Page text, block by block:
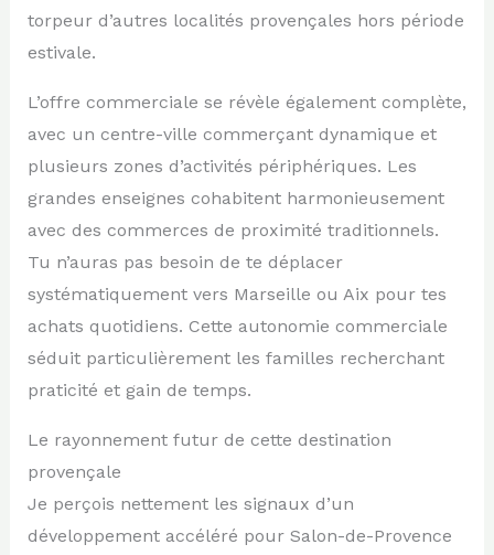
torpeur d’autres localités provençales hors période
estivale.
L’offre commerciale se révèle également complète,
avec un centre-ville commerçant dynamique et
plusieurs zones d’activités périphériques. Les
grandes enseignes cohabitent harmonieusement
avec des commerces de proximité traditionnels.
Tu n’auras pas besoin de te déplacer
systématiquement vers Marseille ou Aix pour tes
achats quotidiens. Cette autonomie commerciale
séduit particulièrement les familles recherchant
praticité et gain de temps.
Le rayonnement futur de cette destination
provençale
Je perçois nettement les signaux d’un
développement accéléré pour Salon-de-Provence